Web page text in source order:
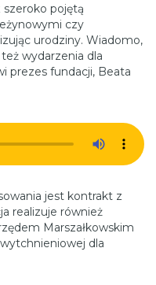
szeroko pojętą
czy
urodziny. Wiadomo,
wydarzenia dla
prezes fundacji, Beata
jest kontrakt z
realizuje również
Marszałkowskim
dla